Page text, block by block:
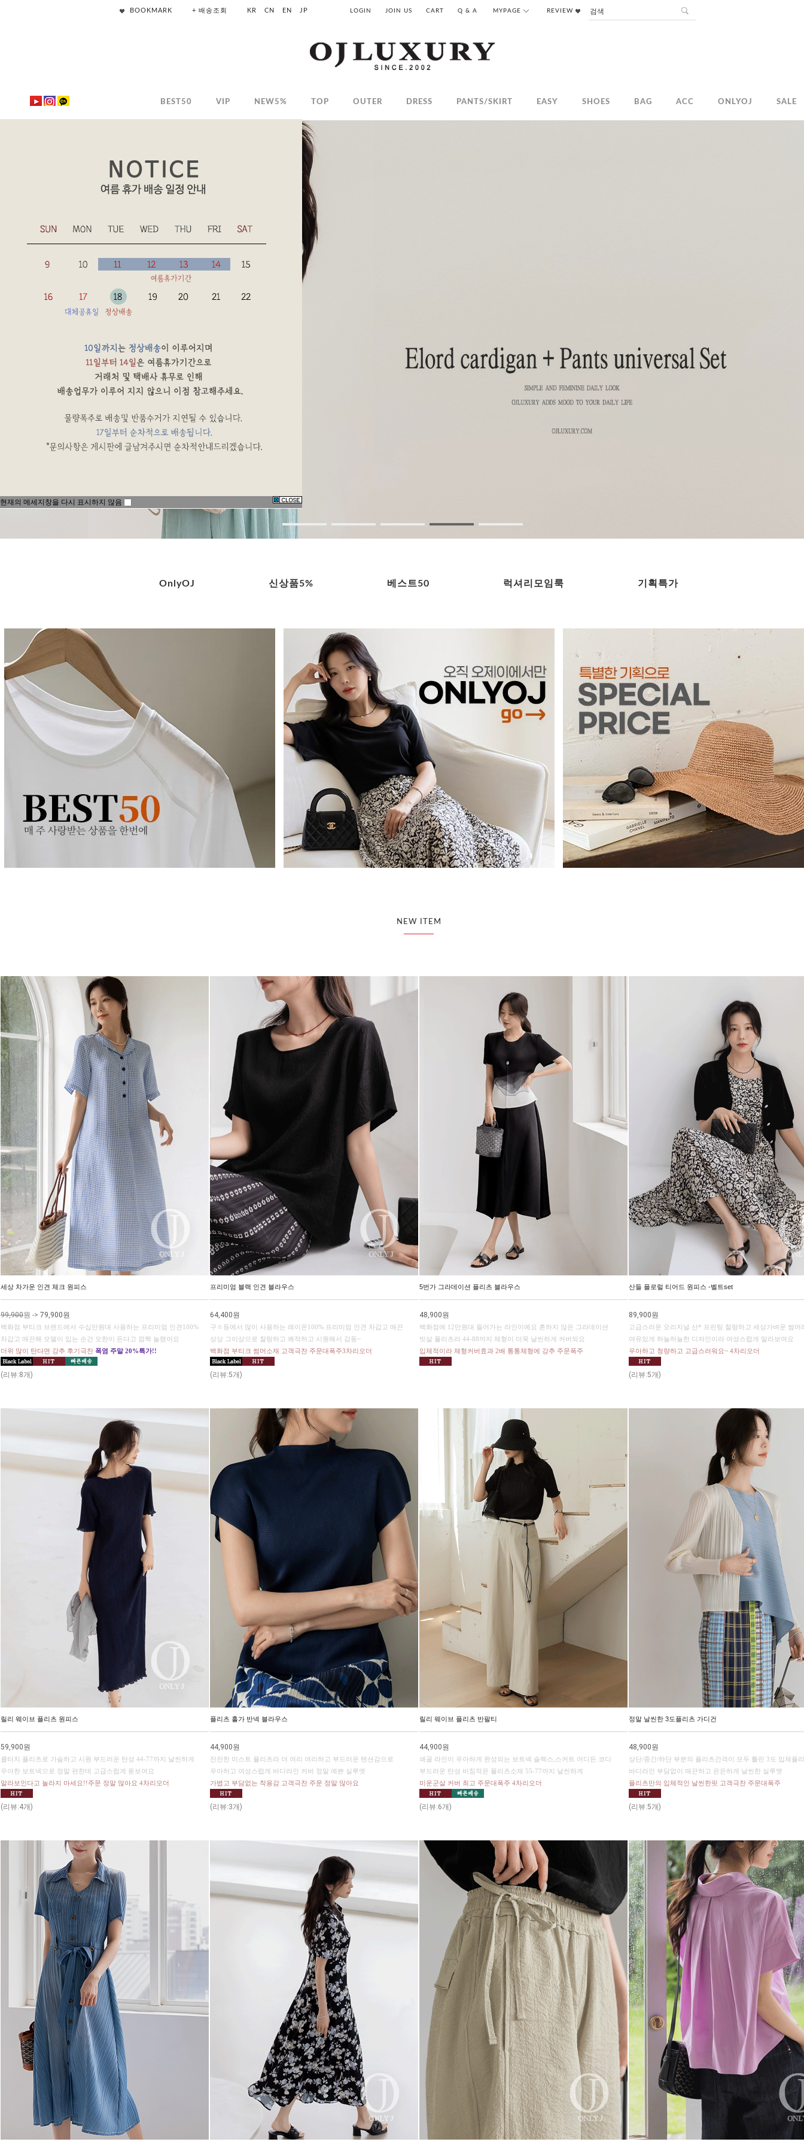
BOOKMARK + 배송조회 KR CN EN JP LOGIN JOIN US CART Q & A MYPAGE REVIEW
BEST50 VIP NEW5% TOP OUTER DRESS PANTS/SKIRT EASY SHOES BAG ACC ONLYOJ SALE
OnlyOJ 신상품5% 베스트50 럭셔리모임룩 기획특가
NEW ITEM
세상 차가운 인견 체크 원피스
99,900원 -> 79,900원
백화점 부티크 브랜드에서 수십만원대 사용하는 프리미엄 인견100%
차갑고 매끈해 모델이 입는 순간 오한이 든다고 깜짝 놀랬어요
더위 많이 탄다면 강추 후기극찬 폭염 주말 20%특가!!
(리뷰:8개)
프리미엄 블랙 인견 블라우스
64,400원
구ㅎ등에서 많이 사용하는 레이온100% 프리미엄 인견 차갑고 매끈
상상 그이상으로 찰랑하고 쾌적하고 시원해서 감동~
백화점 부티크 썸머소재 고객극찬 주문대폭주3차리오더
(리뷰:5개)
5번가 그라데이션 플리츠 블라우스
48,900원
백화점에 12만원대 들어가는 라인이예요 흔하지 않은 그라데이션
빗살 플리츠라 44-88까지 체형이 더욱 날씬하게 커버되요
입체적이라 체형커버효과 2배 통통체형에 강추 주문폭주
산들 플로럴 티어드 원피스 -벨트set
89,900원
고급스러운 오리지널 산* 프린팅 찰랑하고 세상가벼운 썸머
여유있게 하늘하늘한 디자인이라 여성스럽게 말라보여요
우아하고 청량하고 고급스러워요~ 4차리오더
(리뷰:5개)
릴리 웨이브 플리츠 원피스
59,900원
쿨터치 플리츠로 가슬하고 시원 부드러운 탄성 44-77까지 날씬하게
우아한 보트넥으로 정말 편한데 고급스럽게 돋보여요
말라보인다고 놀라지 마세요!!주문 정말 많아요 4차리오더
(리뷰:4개)
플리츠 홀가 반넥 블라우스
44,900원
잔잔한 미스트 플리츠라 더 여리 여리하고 부드러운 텐션감으로
우아하고 여성스럽게 바디라인 커버 정말 예쁜 실루엣
가볍고 부담없는 착용감 고객극찬 주문 정말 많아요
(리뷰:3개)
릴리 웨이브 플리츠 반팔티
44,900원
쇄골 라인이 우아하게 완성되는 보트넥 슬렉스,스커트 어디든 코디
부드러운 탄성 비침적은 플리츠소재 55-77까지 날씬하게
미운군살 커버 최고 주문대폭주 4차리오더
(리뷰:6개)
정말 날씬한 3도플리츠 가디건
48,900원
상단/중간/하단 부분의 플리츠간격이 모두 틀린 3도 입체플
바디라인 부담없이 매끈하고 은은하게 날씬한 실루엣
플리츠만의 입체적인 날씬한핏 고객극찬 주문대폭주
(리뷰:5개)
현재의 메세지창을 다시 표시하지 않음